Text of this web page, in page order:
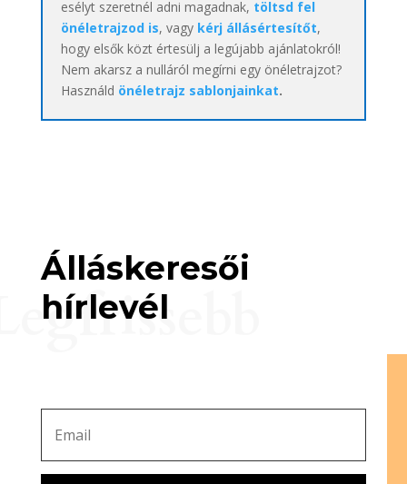
esélyt szeretnél adni magadnak, töltsd fel
önéletrajzod is, vagy kérj állásértesítőt,
hogy elsők közt értesülj a legújabb ajánlatokról!
Nem akarsz a nulláról megírni egy önéletrajzot?
Használd önéletrajz sablonjainkat.
Álláskeresői
hírlevél